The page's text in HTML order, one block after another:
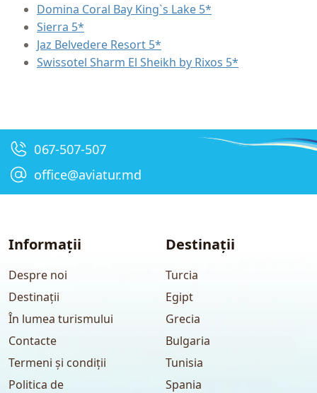
Domina Coral Bay King`s Lake 5*
Sierra 5*
Jaz Belvedere Resort 5*
Swissotel Sharm El Sheikh by Rixos 5*
067-507-507
office@aviatur.md
Informații
Despre noi
Destinații
În lumea turismului
Contacte
Termeni și condiții
Politica de
Destinații
Turcia
Egipt
Grecia
Bulgaria
Tunisia
Spania